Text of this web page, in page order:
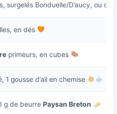
surgelés Bonduelle/D’aucy, ou
en dés
primeurs, en cubes
1 gousse d’ail en chemise
g de beurre Paysan Breton